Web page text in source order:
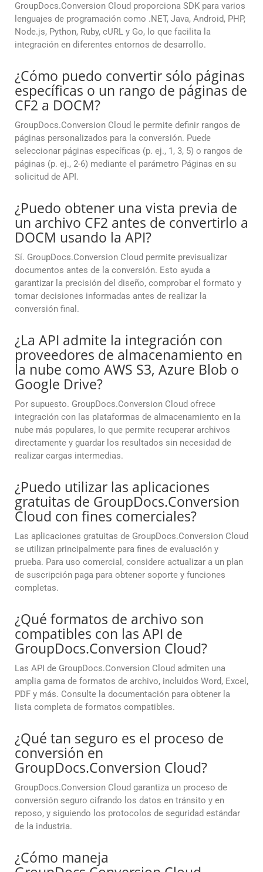
GroupDocs.Conversion Cloud proporciona SDK para varios
lenguajes de programación como .NET, Java, Android, PHP,
Node.js, Python, Ruby, cURL y Go, lo que facilita la
integración en diferentes entornos de desarrollo.
¿Cómo puedo convertir sólo páginas
específicas o un rango de páginas de
CF2 a DOCM?
GroupDocs.Conversion Cloud le permite definir rangos de
páginas personalizados para la conversión. Puede
seleccionar páginas específicas (p. ej., 1, 3, 5) o rangos de
páginas (p. ej., 2-6) mediante el parámetro Páginas en su
solicitud de API.
¿Puedo obtener una vista previa de
un archivo CF2 antes de convertirlo a
DOCM usando la API?
Sí. GroupDocs.Conversion Cloud permite previsualizar
documentos antes de la conversión. Esto ayuda a
garantizar la precisión del diseño, comprobar el formato y
tomar decisiones informadas antes de realizar la
conversión final.
¿La API admite la integración con
proveedores de almacenamiento en
la nube como AWS S3, Azure Blob o
Google Drive?
Por supuesto. GroupDocs.Conversion Cloud ofrece
integración con las plataformas de almacenamiento en la
nube más populares, lo que permite recuperar archivos
directamente y guardar los resultados sin necesidad de
realizar cargas intermedias.
¿Puedo utilizar las aplicaciones
gratuitas de GroupDocs.Conversion
Cloud con fines comerciales?
Las aplicaciones gratuitas de GroupDocs.Conversion Cloud
se utilizan principalmente para fines de evaluación y
prueba. Para uso comercial, considere actualizar a un plan
de suscripción paga para obtener soporte y funciones
completas.
¿Qué formatos de archivo son
compatibles con las API de
GroupDocs.Conversion Cloud?
Las API de GroupDocs.Conversion Cloud admiten una
amplia gama de formatos de archivo, incluidos Word, Excel,
PDF y más. Consulte la documentación para obtener la
lista completa de formatos compatibles.
¿Qué tan seguro es el proceso de
conversión en
GroupDocs.Conversion Cloud?
GroupDocs.Conversion Cloud garantiza un proceso de
conversión seguro cifrando los datos en tránsito y en
reposo, y siguiendo los protocolos de seguridad estándar
de la industria.
¿Cómo maneja